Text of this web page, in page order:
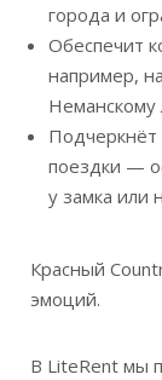
города и
Обеспечит
например,
Неманскому
Подчеркнёт
поездки —
у замка или
Красный
эмоций.
В LiteRent мы